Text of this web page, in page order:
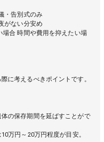
・告別式のみ
がない分安め
合 時間や費用を抑えたい場
に考えるべきポイントです。
の保存期間を延ばすことがで
万円～20万円程度が目安。